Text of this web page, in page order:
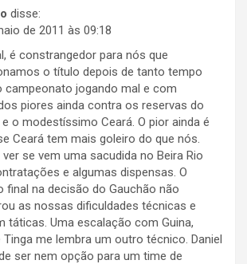
disse:
de 2011 às 09:18
é constrangedor para nós que
o título depois de tanto tempo
campeonato jogando mal e com
piores ainda contra os reservas do
o modestíssimo Ceará. O pior ainda é
Ceará tem mais goleiro do que nós.
se vem uma sacudida no Beira Rio
e algumas dispensas. O
final na decisão do Gauchão não
as nossas dificuldades técnicas e
táticas. Uma escalação com Guina,
Tinga me lembra um outro técnico. Daniel
ser nem opção para um time de